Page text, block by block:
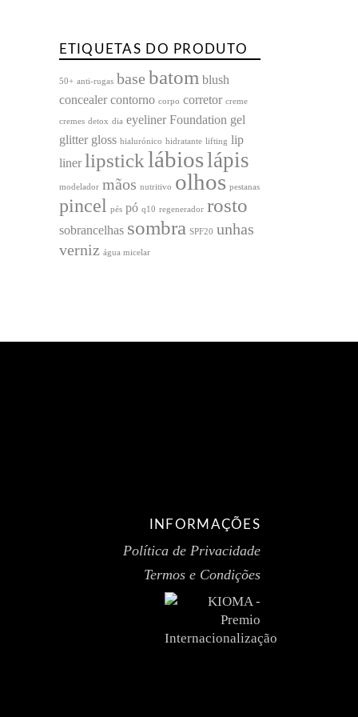
ETIQUETAS DO PRODUTO
50+ anti-rugas base batom blush
concealer contorno corpo corretor creme
cremes detox dia eyeliner Foundation gel
glitter gloss hialurónico hidratante lifting lip
liner lipsticklábioslápis
modelador mãos nutritivo olhos pestanas
pincel pés pó q10 regenerador rosto
sobrancelhas sombra SPF20 unhas
verniz água micelar
INFORMAÇÕES
Política de Privacidade
Termos e Condições